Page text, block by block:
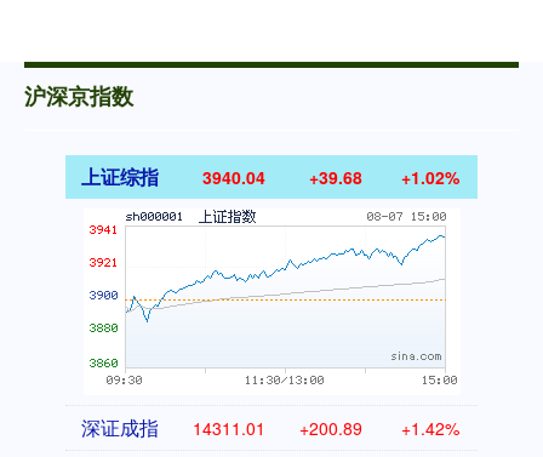
沪深京指数
上证综指 3940.04 +39.68 +1.02%
深证成指 14311.01 +200.89 +1.42%